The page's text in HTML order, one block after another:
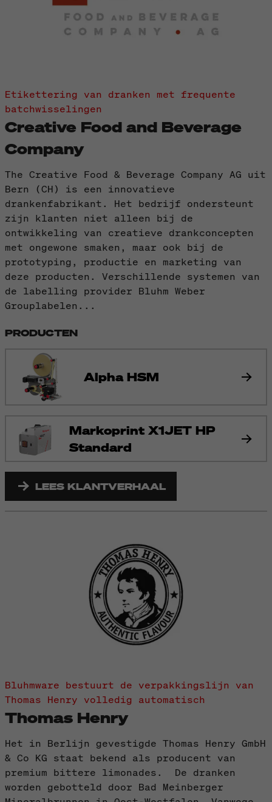
Etikettering van dranken met frequente
batchwisselingen
Creative Food and Beverage
Company
The Creative Food & Beverage Company AG uit
Bern (CH) is een innovatieve
drankenfabrikant. Het bedrijf ondersteunt
zijn klanten niet alleen bij de
ontwikkeling van creatieve drankconcepten
met ongewone smaken, maar ook bij de
prototyping, productie en marketing van
deze producten. Verschillende systemen van
de labelling provider Bluhm Weber
Grouplabelen...
PRODUCTEN
Alpha HSM
Markoprint X1JET HP
Standard
LEES KLANTVERHAAL
Bluhmware bestuurt de verpakkingslijn van
Thomas Henry volledig automatisch
Thomas Henry
Het in Berlijn gevestigde Thomas Henry GmbH
& Co KG staat bekend als producent van
premium bittere limonades. De dranken
worden gebotteld door Bad Meinberger